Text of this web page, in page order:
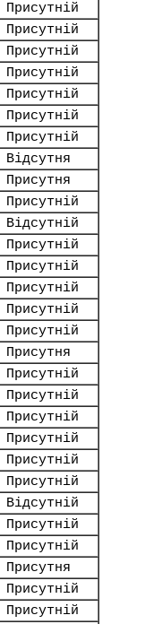
Присутній
Присутній
Присутній
Присутній
Присутній
Присутній
Присутній
Відсутня
Присутня
Присутній
Відсутній
Присутній
Присутній
Присутній
Присутній
Присутній
Присутня
Присутній
Присутній
Присутній
Присутній
Присутній
Присутній
Відсутній
Присутній
Присутній
Присутня
Присутній
Присутній